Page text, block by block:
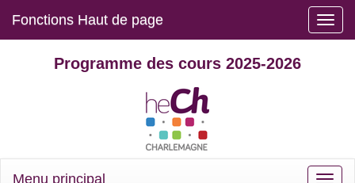
Toggle
Fonctions Haut de page
Programme des cours 2025-2026
Toggle
Menu principal